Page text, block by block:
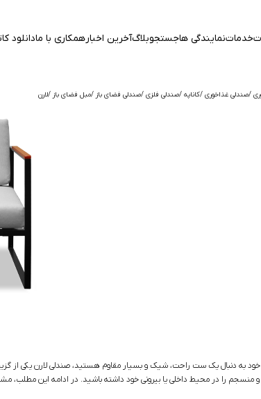
خدماتنمایندگی هاجستجوبلاگآخرین اخبارهمکاری با مادانلود
صندلی غذاخوری کاناپه صندلی فلزی صندلی فضای باز مبل فضای باز لارن
خود به دنبال یک ست راحت، شیک و بسیار مقاوم هستید، صندلی لارن یکی
منسجم را در محیط داخلی یا بیرونی خود داشته باشید. در ادامه این مطلب،